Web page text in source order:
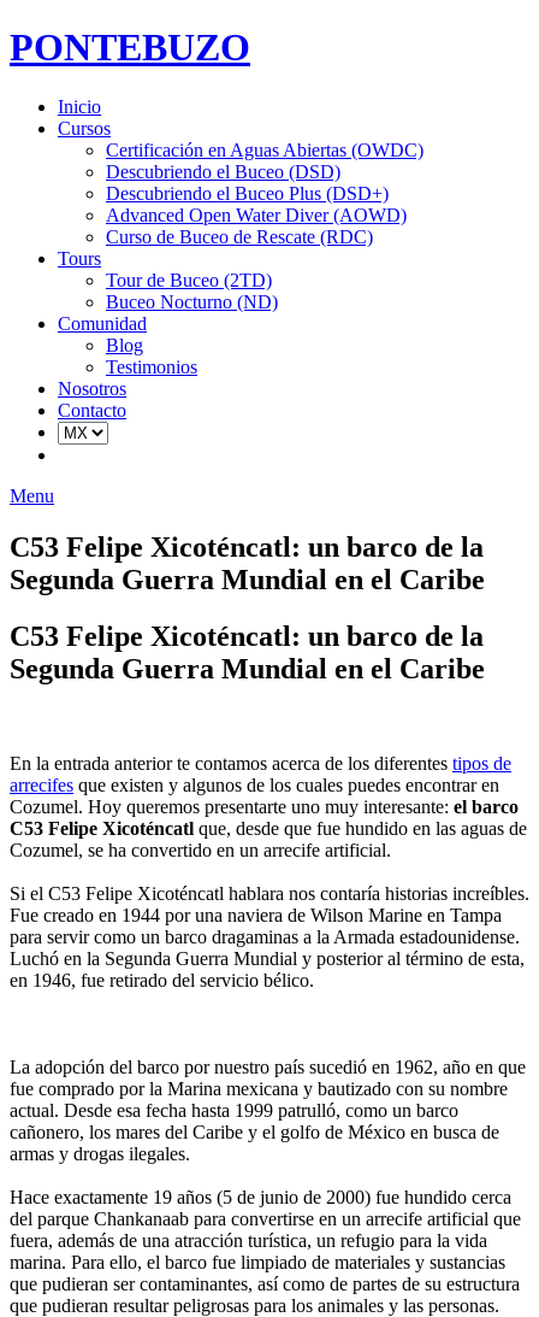
PONTEBUZO
Inicio
Cursos
Certificación en Aguas Abiertas (OWDC)
Descubriendo el Buceo (DSD)
Descubriendo el Buceo Plus (DSD+)
Advanced Open Water Diver (AOWD)
Curso de Buceo de Rescate (RDC)
Tours
Tour de Buceo (2TD)
Buceo Nocturno (ND)
Comunidad
Blog
Testimonios
Nosotros
Contacto
Menu
C53 Felipe Xicoténcatl: un barco de la
Segunda Guerra Mundial en el Caribe
C53 Felipe Xicoténcatl: un barco de la
Segunda Guerra Mundial en el Caribe
En la entrada anterior te contamos acerca de los diferentes tipos de
arrecifes que existen y algunos de los cuales puedes encontrar en
Cozumel. Hoy queremos presentarte uno muy interesante: el barco
C53 Felipe Xicoténcatl que, desde que fue hundido en las aguas de
Cozumel, se ha convertido en un arrecife artificial.
Si el C53 Felipe Xicoténcatl hablara nos contaría historias increíbles.
Fue creado en 1944 por una naviera de Wilson Marine en Tampa
para servir como un barco dragaminas a la Armada estadounidense.
Luchó en la Segunda Guerra Mundial y posterior al término de esta,
en 1946, fue retirado del servicio bélico.
La adopción del barco por nuestro país sucedió en 1962, año en que
fue comprado por la Marina mexicana y bautizado con su nombre
actual. Desde esa fecha hasta 1999 patrulló, como un barco
cañonero, los mares del Caribe y el golfo de México en busca de
armas y drogas ilegales.
Hace exactamente 19 años (5 de junio de 2000) fue hundido cerca
del parque Chankanaab para convertirse en un arrecife artificial que
fuera, además de una atracción turística, un refugio para la vida
marina. Para ello, el barco fue limpiado de materiales y sustancias
que pudieran ser contaminantes, así como de partes de su estructura
que pudieran resultar peligrosas para los animales y las personas.